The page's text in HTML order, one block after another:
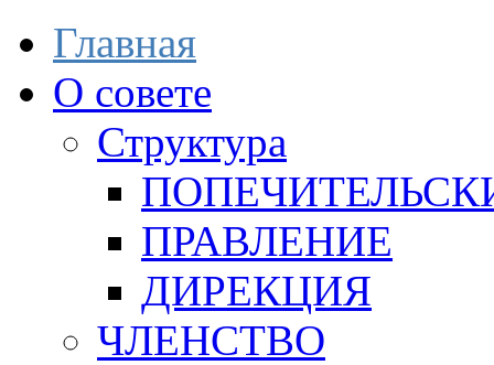
Главная
О совете
Структура
ПРАВЛЕНИЕ
ДИРЕКЦИЯ
ЧЛЕНСТВО